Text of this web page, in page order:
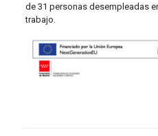
de 31 personas desempleadas
trabajo.